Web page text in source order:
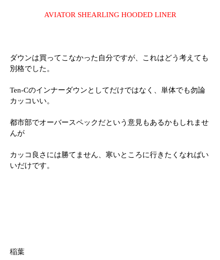
AVIATOR SHEARLING HOODED LINER
ダウンは買ってこなかった自分ですが、これはどう考えても
別格でした。
Ten-Cのインナーダウンとしてだけではなく、単体でも勿論
カッコいい。
都市部でオーバースペックだという意見もあるかもしれませ
んが
カッコ良さには勝てません、寒いところに行きたくなればい
いだけです。
稲葉